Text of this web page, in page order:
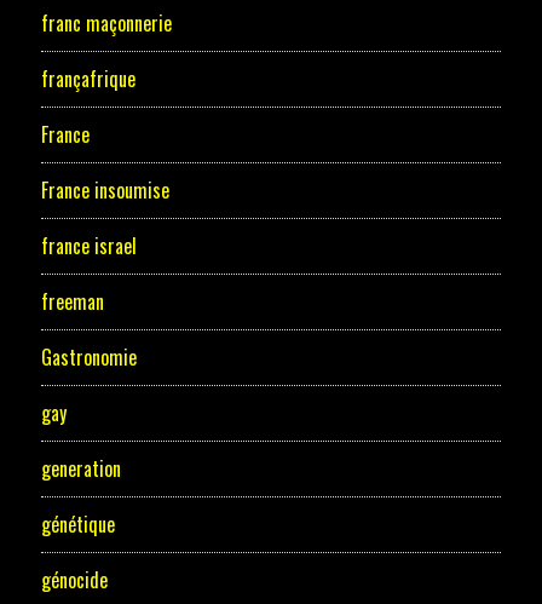
franc maçonnerie
françafrique
France
France insoumise
france israel
freeman
Gastronomie
gay
generation
génétique
génocide